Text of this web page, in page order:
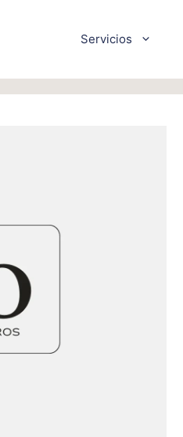
Servicios